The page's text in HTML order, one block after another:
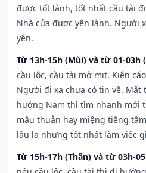
được tốt lành, tốt nhất cầu tài
Nhà cửa được yên lành. Người
yên.
Từ 13h-15h (Mùi) và từ 01-03h
cầu lộc, cầu tài mờ mịt. Kiện
Người đi xa chưa có tin về. Mất
hướng Nam thì tìm nhanh mới
mâu thuẫn hay miệng tiếng
lâu la nhưng tốt nhất làm việc
Từ 15h-17h (Thân) và từ 03h-